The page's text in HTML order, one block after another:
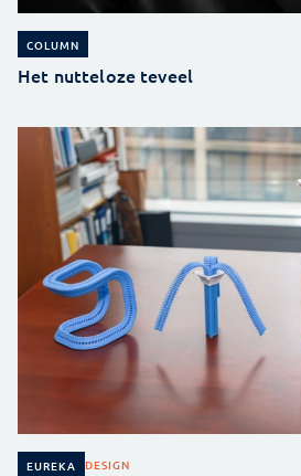
COLUMN
Het nutteloze teveel
EUREKA DESIGN